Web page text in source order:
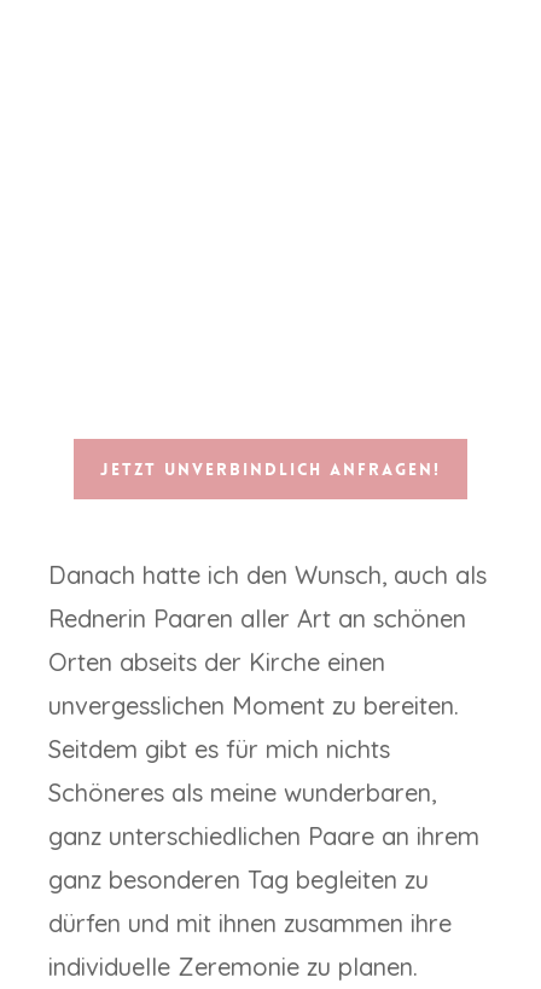
Jetzt unverbindlich anfragen!
Danach hatte ich den Wunsch, auch als
Rednerin Paaren aller Art an schönen
Orten abseits der Kirche einen
unvergesslichen Moment zu bereiten.
Seitdem gibt es für mich nichts
Schöneres als meine wunderbaren,
ganz unterschiedlichen Paare an ihrem
ganz besonderen Tag begleiten zu
dürfen und mit ihnen zusammen ihre
individuelle Zeremonie zu planen.